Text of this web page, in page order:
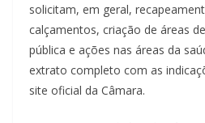
solicitam, em geral,
calçamentos, criação de áreas
pública e ações nas áreas da
extrato completo com as
site oficial da Câmara.